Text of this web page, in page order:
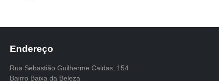
Endereço
Rua Sebastião Guilherme Caldas, 154
Bairro Baixa da Beleza